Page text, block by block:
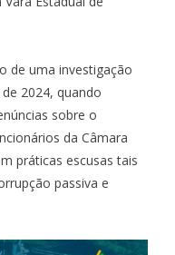
de uma investigação
2024, quando
sobre o
da Câmara
práticas escusas tais
passiva e